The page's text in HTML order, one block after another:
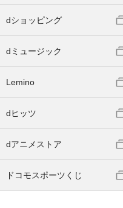
dショッピング
dミュージック
Lemino
dヒッツ
dアニメストア
ドコモスポーツくじ